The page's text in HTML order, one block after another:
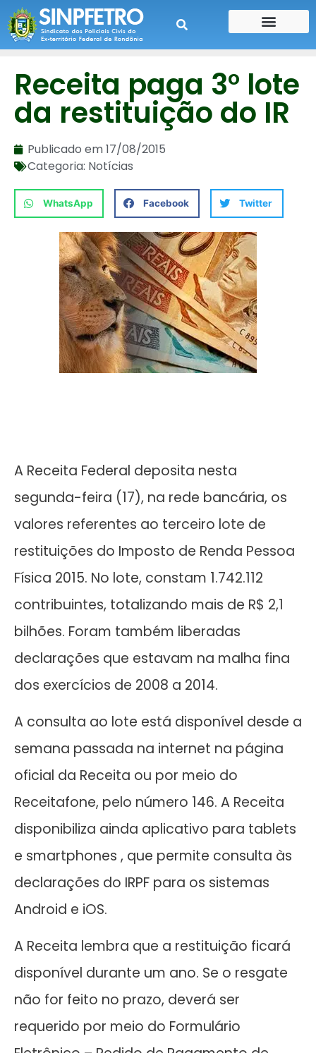
Receita paga 3° lote
da restituição do IR
Publicado em17/08/2015
Categoria: Notícias
WhatsApp Facebook Twitter
A Receita Federal deposita nesta
segunda-feira (17), na rede bancária, os
valores referentes ao terceiro lote de
restituições do Imposto de Renda Pessoa
Física 2015. No lote, constam 1.742.112
contribuintes, totalizando mais de R$ 2,1
bilhões. Foram também liberadas
declarações que estavam na malha fina
dos exercícios de 2008 a 2014.
A consulta ao lote está disponível desde a
semana passada na internet na página
oficial da Receita ou por meio do
Receitafone, pelo número 146. A Receita
disponibiliza ainda aplicativo para tablets
e smartphones , que permite consulta às
declarações do IRPF para os sistemas
Android e iOS.
A Receita lembra que a restituição ficará
disponível durante um ano. Se o resgate
não for feito no prazo, deverá ser
requerido por meio do Formulário